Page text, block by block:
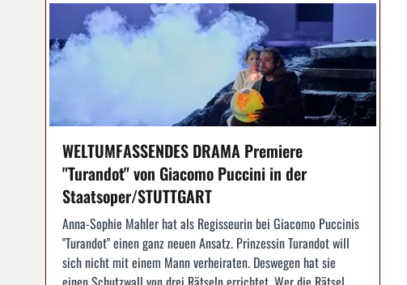
WELTUMFASSENDES DRAMA Premiere
"Turandot" von Giacomo Puccini in der
Staatsoper/STUTTGART
Anna-Sophie Mahler hat als Regisseurin bei Giacomo Puccinis
"Turandot" einen ganz neuen Ansatz. Prinzessin Turandot will
sich nicht mit einem Mann verheiraten. Deswegen hat sie